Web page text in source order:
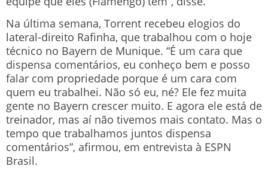
Na última semana, Torrent recebeu elogios do
lateral-direito Rafinha, que trabalhou com o hoje
técnico no Bayern de Munique. “É um cara que
dispensa comentários, eu conheço bem e posso
falar com propriedade porque é um cara com
quem eu trabalhei. Não só eu, né? Ele fez muita
gente no Bayern crescer muito. E agora ele está de
treinador, mas aí não tivemos mais contato. Mas o
tempo que trabalhamos juntos dispensa
comentários”, afirmou, em entrevista à ESPN
Brasil.